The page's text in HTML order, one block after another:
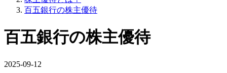
百五銀行の株主優待
百五銀行の株主優待
2025-09-12